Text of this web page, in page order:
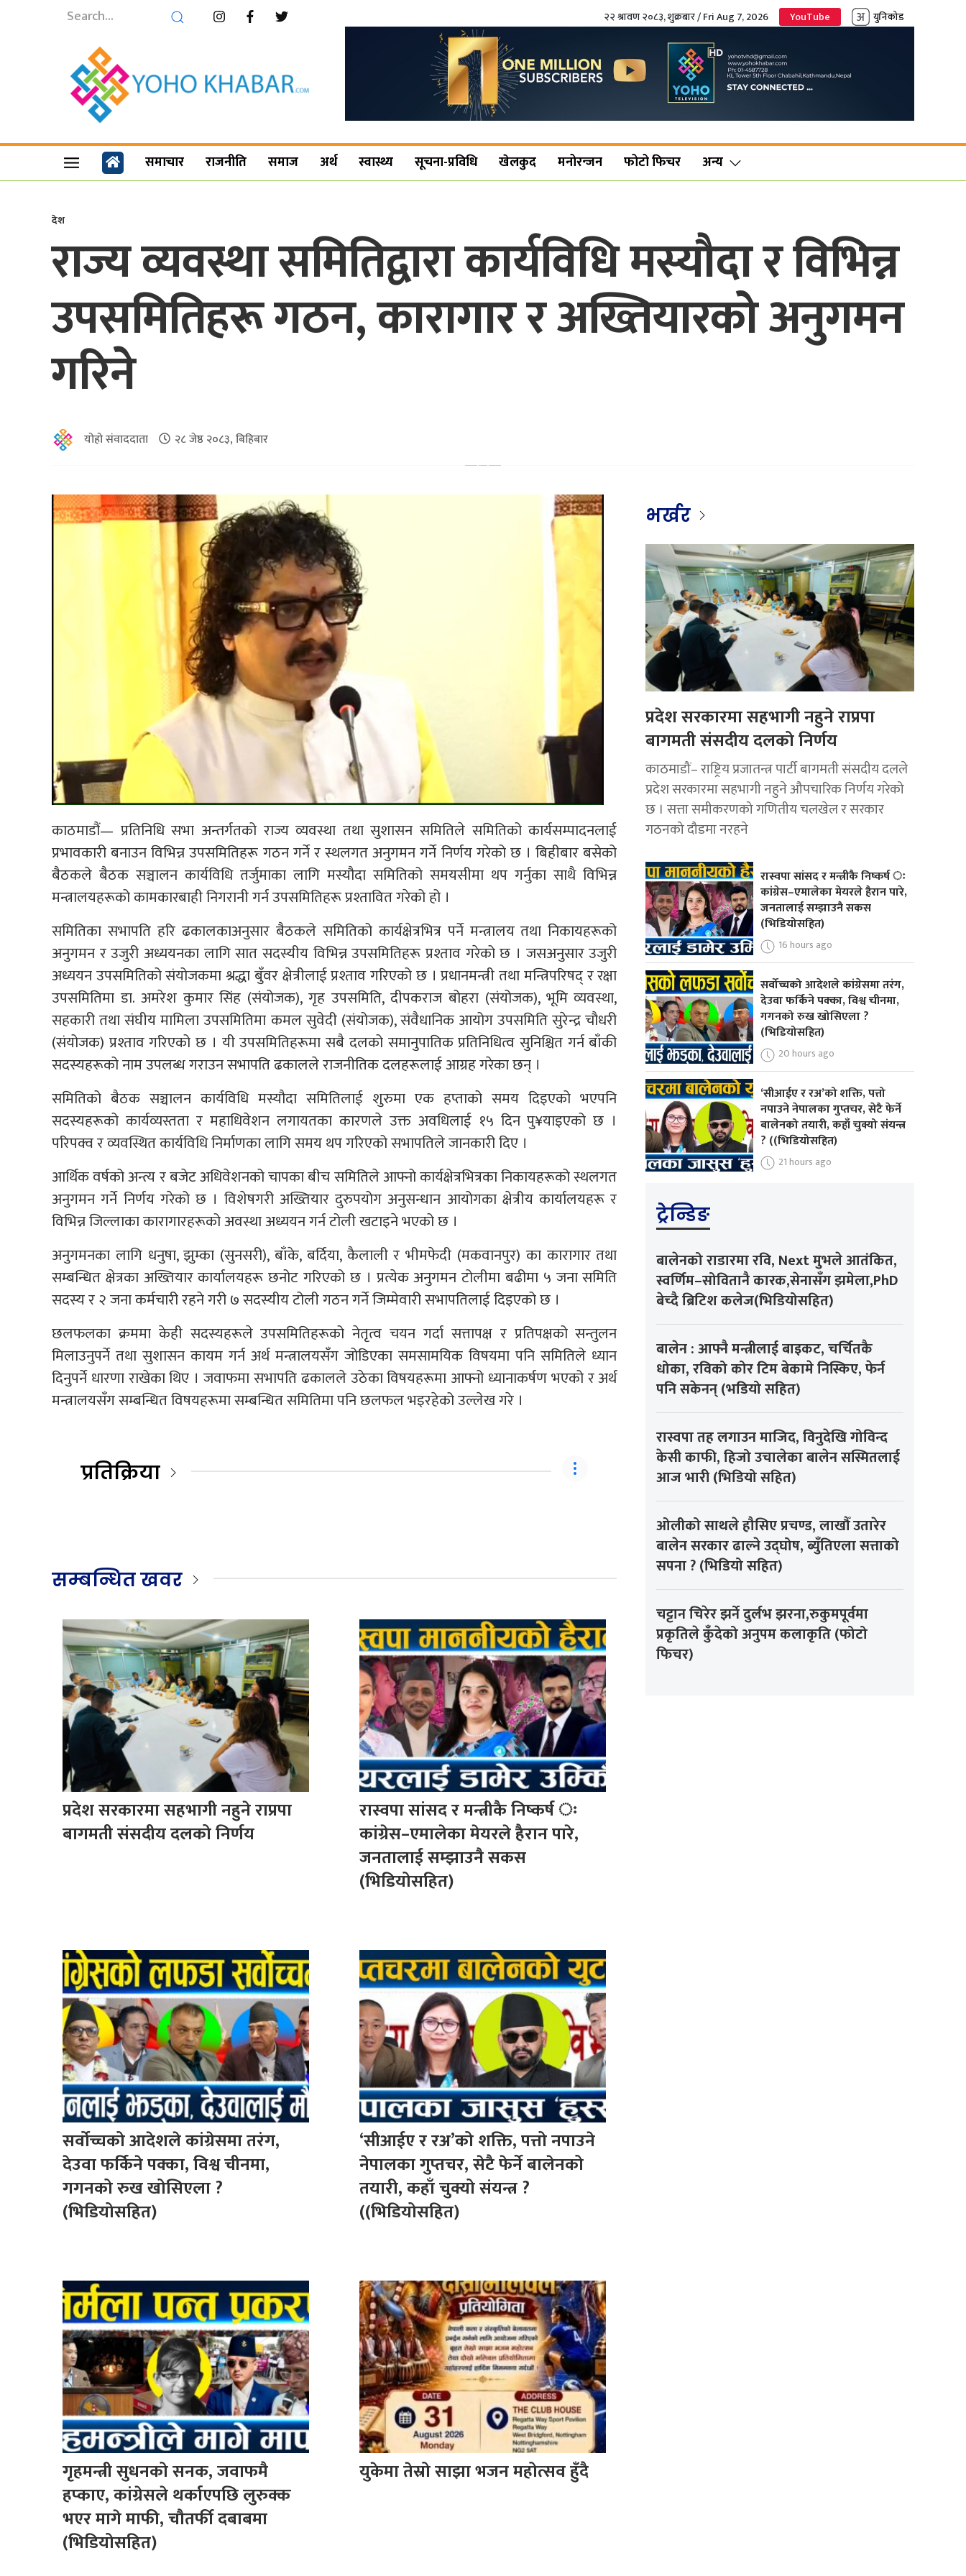
२२ श्रावण २०८३, शुक्रबार / Fri Aug 7, 2026 YouTube युनिकोड
समाचार राजनीति समाज अर्थ स्वास्थ्य सूचना-प्रविधि खेलकुद मनोरन्जन फोटो फिचर अन्य
देश
राज्य व्यवस्था समितिद्वारा कार्यविधि मस्यौदा र विभिन्न
उपसमितिहरू गठन, कारागार र अख्तियारको अनुगमन
गरिने
योहो संवाददाता २८ जेष्ठ २०८३, बिहिबार
काठमाडौं— प्रतिनिधि सभा अन्तर्गतको राज्य व्यवस्था तथा सुशासन समितिले समितिको कार्यसम्पादनलाई
प्रभावकारी बनाउन विभिन्न उपसमितिहरू गठन गर्ने र स्थलगत अनुगमन गर्ने निर्णय गरेको छ । बिहीबार बसेको
बैठकले बैठक सञ्चालन कार्यविधि तर्जुमाका लागि मस्यौदा समितिको समयसीमा थप गर्नुका साथै विभिन्न
मन्त्रालयहरूको कामकारबाही निगरानी गर्न उपसमितिहरू प्रश्तावित गरेको हो ।
समितिका सभापति हरि ढकालकाअनुसार बैठकले समितिको कार्यक्षेत्रभित्र पर्ने मन्त्रालय तथा निकायहरूको
अनुगमन र उजुरी अध्ययनका लागि सात सदस्यीय विभिन्न उपसमितिहरू प्रश्ताव गरेको छ । जसअनुसार उजुरी
अध्ययन उपसमितिको संयोजकमा श्रद्धा बुँवर क्षेत्रीलाई प्रश्ताव गरिएको छ । प्रधानमन्त्री तथा मन्त्रिपरिषद् र रक्षा
उपसमितिमा डा. अमरेश कुमार सिंह (संयोजक), गृह उपसमिति, दीपकराज बोहरा (संयोजक), भूमि व्यवस्था,
सहकारी तथा संघीय मामिला उपसमितिमा कमल सुवेदी (संयोजक), संवैधानिक आयोग उपसमिति सुरेन्द्र चौधरी
(संयोजक) प्रश्ताव गरिएको छ । यी उपसमितिहरूमा सबै दलको समानुपातिक प्रतिनिधित्व सुनिश्चित गर्न बाँकी
सदस्यहरूको नाम उपलब्ध गराउन सभापति ढकालले राजनीतिक दलहरूलाई आग्रह गरेका छन् ।
समितिको बैठक सञ्चालन कार्यविधि मस्यौदा समितिलाई शुरुमा एक हप्ताको समय दिइएको भएपनि
सदस्यहरूको कार्यव्यस्तता र महाधिवेशन लगायतका कारणले उक्त अवधिलाई १५ दिन पु¥याइएको छ ।
परिपक्व र व्यवस्थित कार्यविधि निर्माणका लागि समय थप गरिएको सभापतिले जानकारी दिए ।
आर्थिक वर्षको अन्त्य र बजेट अधिवेशनको चापका बीच समितिले आफ्नो कार्यक्षेत्रभित्रका निकायहरूको स्थलगत
अनुगमन गर्ने निर्णय गरेको छ । विशेषगरी अख्तियार दुरुपयोग अनुसन्धान आयोगका क्षेत्रीय कार्यालयहरू र
विभिन्न जिल्लाका कारागारहरूको अवस्था अध्ययन गर्न टोली खटाइने भएको छ ।
अनुगमनका लागि धनुषा, झुम्का (सुनसरी), बाँके, बर्दिया, कैलाली र भीमफेदी (मकवानपुर) का कारागार तथा
सम्बन्धित क्षेत्रका अख्तियार कार्यालयहरू छनोट गरिएको छ । प्रत्येक अनुगमन टोलीमा बढीमा ५ जना समिति
सदस्य र २ जना कर्मचारी रहने गरी ७ सदस्यीय टोली गठन गर्ने जिम्मेवारी सभापतिलाई दिइएको छ ।
छलफलका क्रममा केही सदस्यहरूले उपसमितिहरूको नेतृत्व चयन गर्दा सत्तापक्ष र प्रतिपक्षको सन्तुलन
मिलाउनुपर्ने तथा सुशासन कायम गर्न अर्थ मन्त्रालयसँग जोडिएका समसामयिक विषयमा पनि समितिले ध्यान
दिनुपर्ने धारणा राखेका थिए । जवाफमा सभापति ढकालले उठेका विषयहरूमा आफ्नो ध्यानाकर्षण भएको र अर्थ
मन्त्रालयसँग सम्बन्धित विषयहरूमा सम्बन्धित समितिमा पनि छलफल भइरहेको उल्लेख गरे ।
प्रतिक्रिया
सम्बन्धित खवर
प्रदेश सरकारमा सहभागी नहुने राप्रपा
बागमती संसदीय दलको निर्णय
रास्वपा सांसद र मन्त्रीकै निष्कर्ष ः
कांग्रेस–एमालेका मेयरले हैरान पारे,
जनतालाई सम्झाउनै सकस
(भिडियोसहित)
सर्वोच्चको आदेशले कांग्रेसमा तरंग,
देउवा फर्किने पक्का, विश्व चीनमा,
गगनको रुख खोसिएला ?
(भिडियोसहित)
‘सीआईए र रअ’को शक्ति, पत्तो नपाउने
नेपालका गुप्तचर, सेटै फेर्ने बालेनको
तयारी, कहाँ चुक्यो संयन्त्र ?
((भिडियोसहित)
गृहमन्त्री सुधनको सनक, जवाफमै
हप्काए, कांग्रेसले थर्काएपछि लुरुक्क
भएर मागे माफी, चौतर्फी दबाबमा
(भिडियोसहित)
युकेमा तेस्रो साझा भजन महोत्सव हुँदै
भर्खर
प्रदेश सरकारमा सहभागी नहुने राप्रपा
बागमती संसदीय दलको निर्णय
काठमाडौं– राष्ट्रिय प्रजातन्त्र पार्टी बागमती संसदीय दलले
प्रदेश सरकारमा सहभागी नहुने औपचारिक निर्णय गरेको
छ । सत्ता समीकरणको गणितीय चलखेल र सरकार
गठनको दौडमा नरहने
रास्वपा सांसद र मन्त्रीकै निष्कर्ष ः
कांग्रेस–एमालेका मेयरले हैरान पारे,
जनतालाई सम्झाउनै सकस
(भिडियोसहित)
16 hours ago
सर्वोच्चको आदेशले कांग्रेसमा तरंग,
देउवा फर्किने पक्का, विश्व चीनमा,
गगनको रुख खोसिएला ?
(भिडियोसहित)
20 hours ago
‘सीआईए र रअ’को शक्ति, पत्तो
नपाउने नेपालका गुप्तचर, सेटै फेर्ने
बालेनको तयारी, कहाँ चुक्यो संयन्त्र
? ((भिडियोसहित)
21 hours ago
ट्रेन्डिङ
बालेनको राडारमा रवि, Next मुभले आतंकित,
स्वर्णिम–सोवितानै कारक,सेनासँग झमेला,PhD
बेच्दै ब्रिटिश कलेज(भिडियोसहित)
बालेन : आफ्नै मन्त्रीलाई बाइकट, चर्चितकै
धोका, रविको कोर टिम बेकामे निस्किए, फेर्न
पनि सकेनन् (भडियो सहित)
रास्वपा तह लगाउन माजिद, विनुदेखि गोविन्द
केसी काफी, हिजो उचालेका बालेन सस्मितलाई
आज भारी (भिडियो सहित)
ओलीको साथले हौसिए प्रचण्ड, लाखौँ उतारेर
बालेन सरकार ढाल्ने उद्घोष, ब्युँतिएला सत्ताको
सपना ? (भिडियो सहित)
चट्टान चिरेर झर्ने दुर्लभ झरना,रुकुमपूर्वमा
प्रकृतिले कुँदेको अनुपम कलाकृति (फोटो
फिचर)